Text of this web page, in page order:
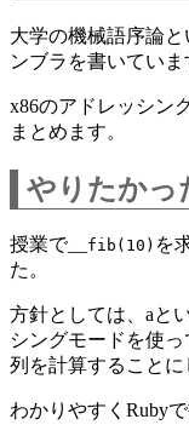
大学の機械語序論と
ンブラを書いていま
x86のアドレッシン
まとめます。
やりたかっ
授業で__ fib(10) を
た。
方針としては、aと
シングモードを使
列を計算することに
わかりやすくRuby